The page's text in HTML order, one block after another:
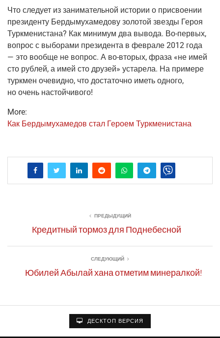
Что сле­ду­ет из зани­ма­тель­ной исто­рии о при­сво­е­нии
пре­зи­ден­ту Бер­ды­му­ха­ме­до­ву золо­той звез­ды Героя
Турк­ме­ни­ста­на? Как мини­мум два выво­да. Во-пер­вых,
вопрос с выбо­ра­ми пре­зи­ден­та в фев­ра­ле 2012 года
— это вооб­ще не вопрос. А во-вто­рых, фра­за «не имей
сто руб­лей, а имей сто дру­зей» уста­ре­ла. На при­ме­ре
турк­мен оче­вид­но, что доста­точ­но иметь одно­го,
но очень настойчивого!
More:
Как Бер­ды­му­ха­ме­дов стал Геро­ем Туркменистана
ПРЕДЫДУЩИЙ
Кредитный тормоз для Поднебесной
СЛЕДУЮЩИЙ
Юбилей Абылай хана отметим минералкой!
ДЕСКТОП ВЕРСИЯ